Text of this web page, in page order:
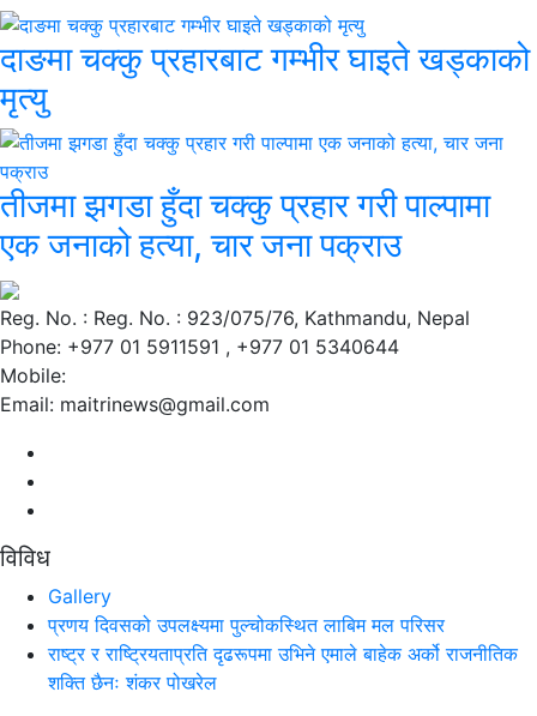
दाङमा चक्कु प्रहारबाट गम्भीर घाइते खड्काको
मृत्यु
तीजमा झगडा हुँदा चक्कु प्रहार गरी पाल्पामा
एक जनाको हत्या, चार जना पक्राउ
Reg. No. : Reg. No. : 923/075/76, Kathmandu, Nepal
Phone: +977 01 5911591 , +977 01 5340644
Mobile:
Email: maitrinews@gmail.com
विविध
Gallery
प्रणय दिवसको उपलक्ष्यमा पुल्चोकस्थित लाबिम मल परिसर
राष्ट्र र राष्ट्रियताप्रति दृढरूपमा उभिने एमाले बाहेक अर्को राजनीतिक
शक्ति छैनः शंकर पोखरेल